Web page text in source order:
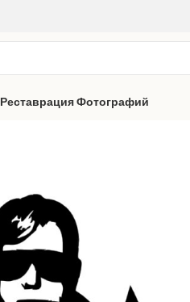
Реставрация Фотографий